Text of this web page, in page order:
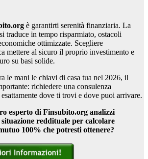
è garantirti serenità finanziaria. La
traduce in tempo risparmiato, ostacoli
ottimizzate. Scegliere
mettere al sicuro il proprio investimento e
su basi solide.
le mani le chiavi di casa tua nel 2026, il
richiedere una consulenza
dove ti trovi e dove puoi arrivare.
esperto di Finsubito.org analizzi
reddituale per calcolare
100% che potresti ottenere?